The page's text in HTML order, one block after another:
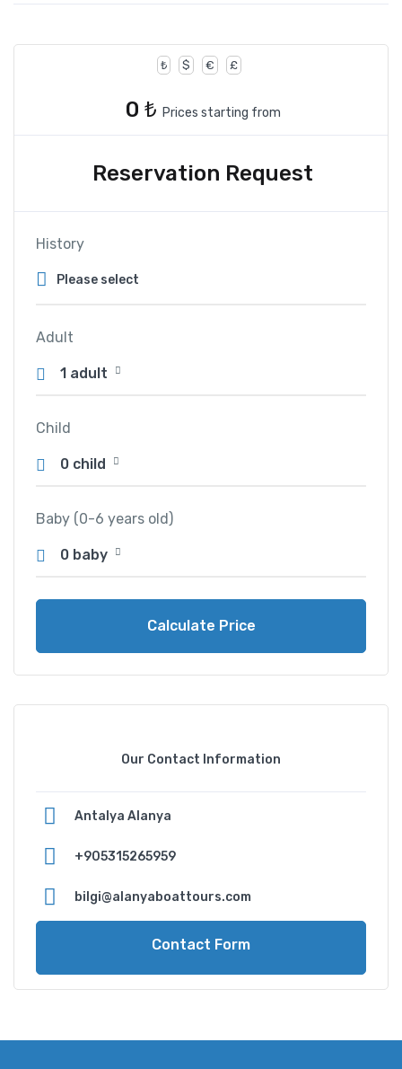
₺ $ € £
0 ₺ Prices starting from
Reservation Request
History
Adult
1 adult
Child
0 child
Baby (0-6 years old)
0 baby
Calculate Price
Our Contact Information
Antalya Alanya
‪+905315265959
bilgi@alanyaboattours.com
Contact Form